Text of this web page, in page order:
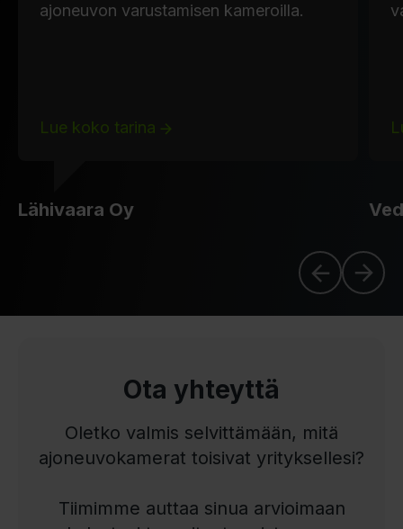
ajoneuvon varustamisen kameroilla.
Lue koko tarina
Lähivaara Oy
Ota yhteyttä
Oletko valmis selvittämään, mitä
ajoneuvokamerat toisivat yrityksellesi?
Tiimimme auttaa sinua arvioimaan